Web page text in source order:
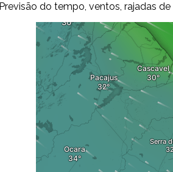
Previsão do tempo, ventos, rajadas